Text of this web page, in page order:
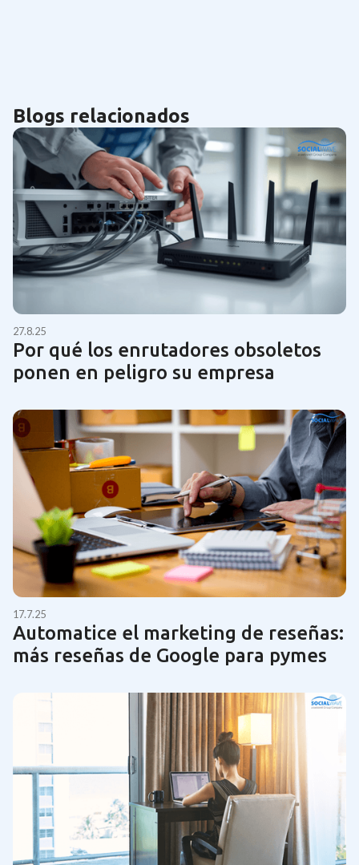
Blogs relacionados
27.8.25
Por qué los enrutadores obsoletos
ponen en peligro su empresa
17.7.25
Automatice el marketing de reseñas:
más reseñas de Google para pymes